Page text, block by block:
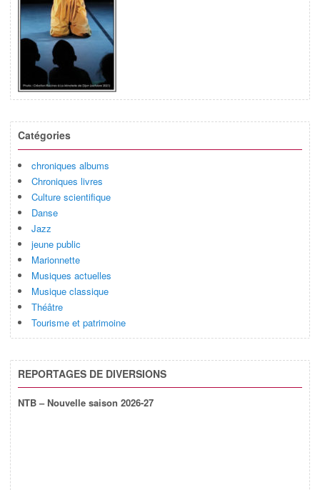
Catégories
chroniques albums
Chroniques livres
Culture scientifique
Danse
Jazz
jeune public
Marionnette
Musiques actuelles
Musique classique
Théâtre
Tourisme et patrimoine
REPORTAGES DE DIVERSIONS
NTB – Nouvelle saison 2026-27